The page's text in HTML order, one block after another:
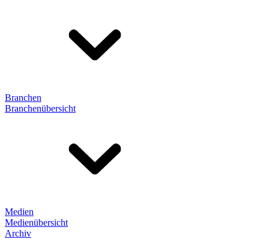
Branchen
Branchenübersicht
Medien
Medienübersicht
Archiv